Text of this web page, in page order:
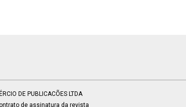
DE PUBLICACÕES LTDA
de assinatura da revista